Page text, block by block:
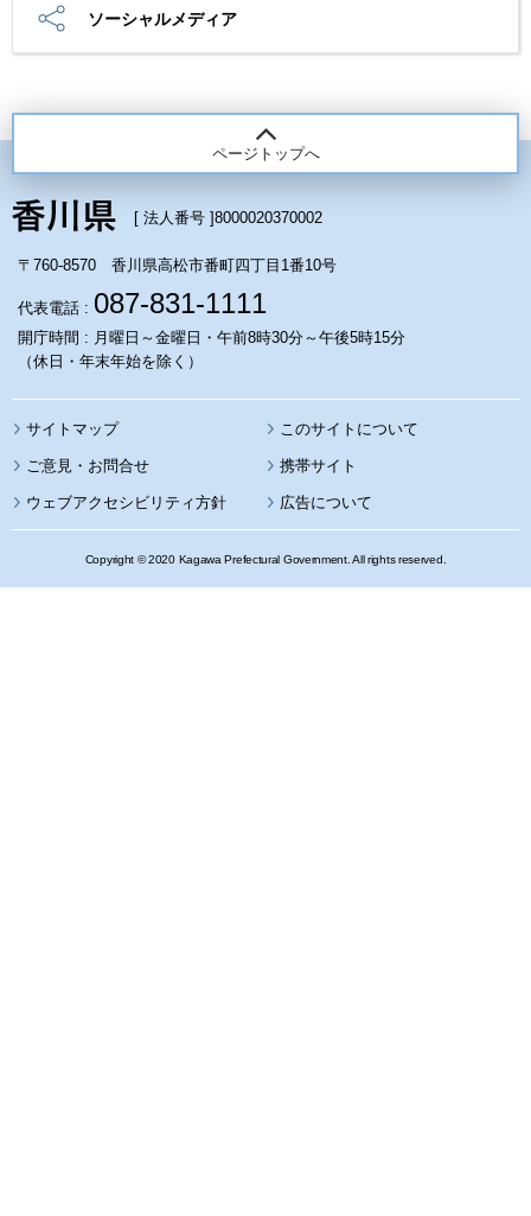
ソーシャルメディア
ページトップへ
[ 法人番号 ]8000020370002
〒760-8570 香川県高松市番町四丁目1番10号
代表電話 : 087-831-1111
開庁時間 : 月曜日～金曜日・午前8時30分～午後5時15分
（休日・年末年始を除く）
サイトマップ このサイトについて
携帯サイト
ウェブアクセシビリティ方針 広告について
Copyright © 2020 Kagawa Prefectural Government. All rights reserved.